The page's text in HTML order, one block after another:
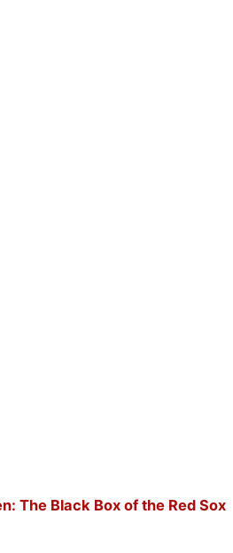
The Black Box of the Red Sox